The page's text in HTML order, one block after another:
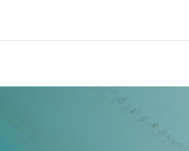
čierneho! ​Čo nás dostalo